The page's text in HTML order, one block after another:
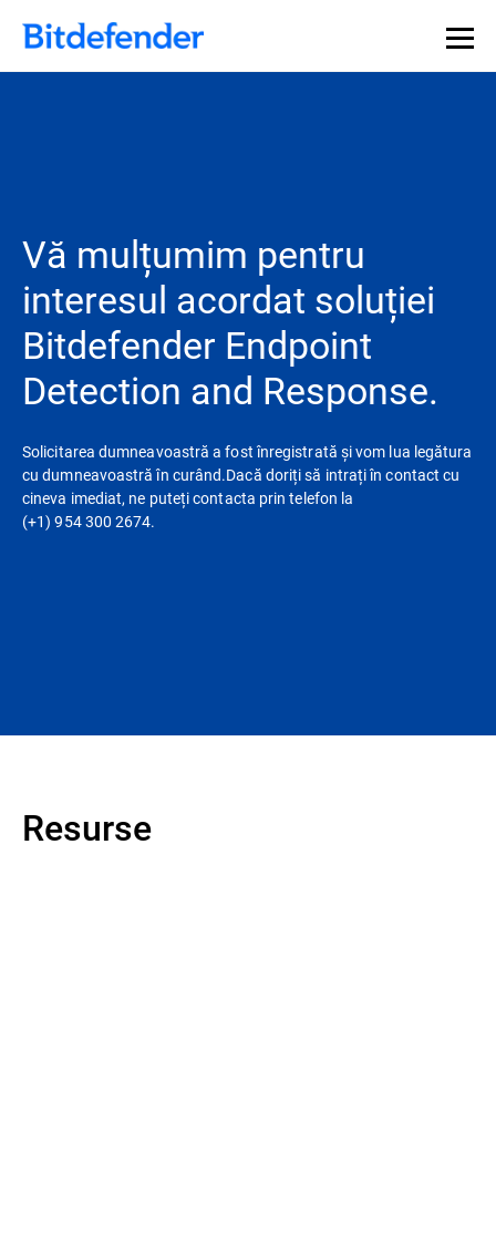
Vă mulțumim pentru
interesul acordat soluției
Bitdefender Endpoint
Detection and Response.
Solicitarea dumneavoastră a fost înregistrată și vom lua legătura
cu dumneavoastră în curând.Dacă doriți să intrați în contact cu
cineva imediat, ne puteți contacta prin telefon la
(+1) 954 300 2674.
Resurse